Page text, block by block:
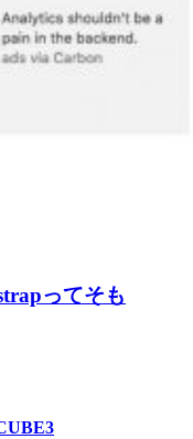
ってそも